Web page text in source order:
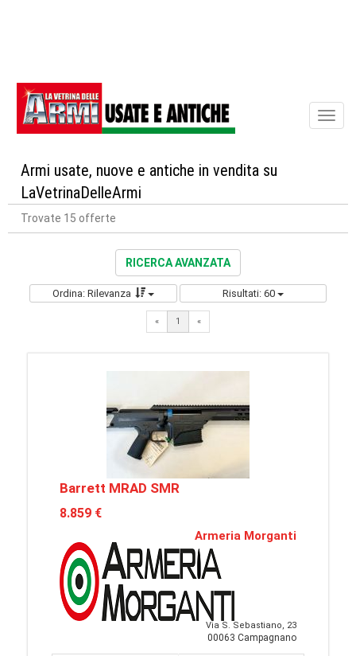
Armi usate, nuove e antiche in vendita su
LaVetrinaDelleArmi
Trovate 15 offerte
RICERCA AVANZATA
Ordina: Rilevanza Risultati: 60
« 1 «
Barrett MRAD SMR
8.859 €
Armeria Morganti
Via S. Sebastiano, 23
00063 Campagnano